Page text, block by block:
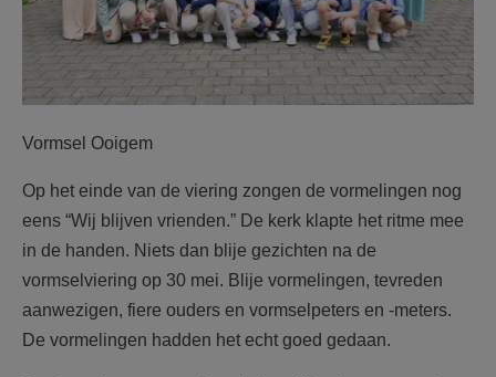
Vormsel Ooigem
Op het einde van de viering zongen de vormelingen nog
eens “Wij blijven vrienden.” De kerk klapte het ritme mee
in de handen. Niets dan blije gezichten na de
vormselviering op 30 mei. Blije vormelingen, tevreden
aanwezigen, fiere ouders en vormselpeters en -meters.
De vormelingen hadden het echt goed gedaan.